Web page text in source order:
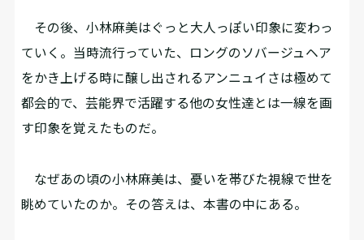
その後、小林麻美はぐっと大人っぽい印象に変わっ
ていく。当時流行っていた、ロングのソバージュヘア
をかき上げる時に醸し出されるアンニュイさは極めて
都会的で、芸能界で活躍する他の女性達とは一線を画
す印象を覚えたものだ。
なぜあの頃の小林麻美は、憂いを帯びた視線で世を
眺めていたのか。その答えは、本書の中にある。